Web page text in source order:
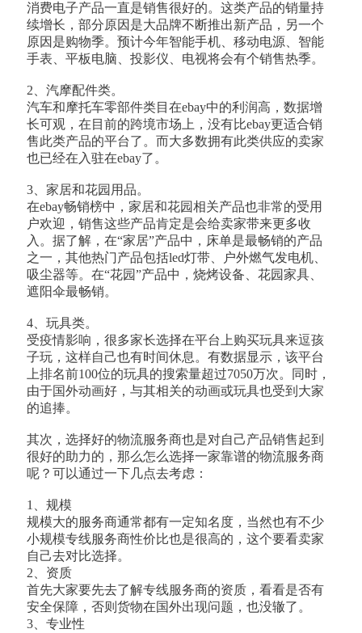
消费电子产品一直是销售很好的。这类产品的销量持
续增长，部分原因是大品牌不断推出新产品，另一个
原因是购物季。预计今年智能手机、移动电源、智能
手表、平板电脑、投影仪、电视将会有个销售热季。
2、汽摩配件类。
汽车和摩托车零部件类目在ebay中的利润高，数据增
长可观，在目前的跨境市场上，没有比ebay更适合销
售此类产品的平台了。而大多数拥有此类供应的卖家
也已经在入驻在ebay了。
3、家居和花园用品。
在ebay畅销榜中，家居和花园相关产品也非常的受用
户欢迎，销售这些产品肯定是会给卖家带来更多收
入。据了解，在“家居”产品中，床单是最畅销的产品
之一，其他热门产品包括led灯带、户外燃气发电机、
吸尘器等。在“花园”产品中，烧烤设备、花园家具、
遮阳伞最畅销。
4、玩具类。
受疫情影响，很多家长选择在平台上购买玩具来逗孩
子玩，这样自己也有时间休息。有数据显示，该平台
上排名前100位的玩具的搜索量超过7050万次。同时，
由于国外动画好，与其相关的动画或玩具也受到大家
的追捧。
其次，选择好的物流服务商也是对自己产品销售起到
很好的助力的，那么怎么选择一家靠谱的物流服务商
呢？可以通过一下几点去考虑：
1、规模
规模大的服务商通常都有一定知名度，当然也有不少
小规模专线服务商性价比也是很高的，这个要看卖家
自己去对比选择。
2、资质
首先大家要先去了解专线服务商的资质，看看是否有
安全保障，否则货物在国外出现问题，也没辙了。
3、专业性